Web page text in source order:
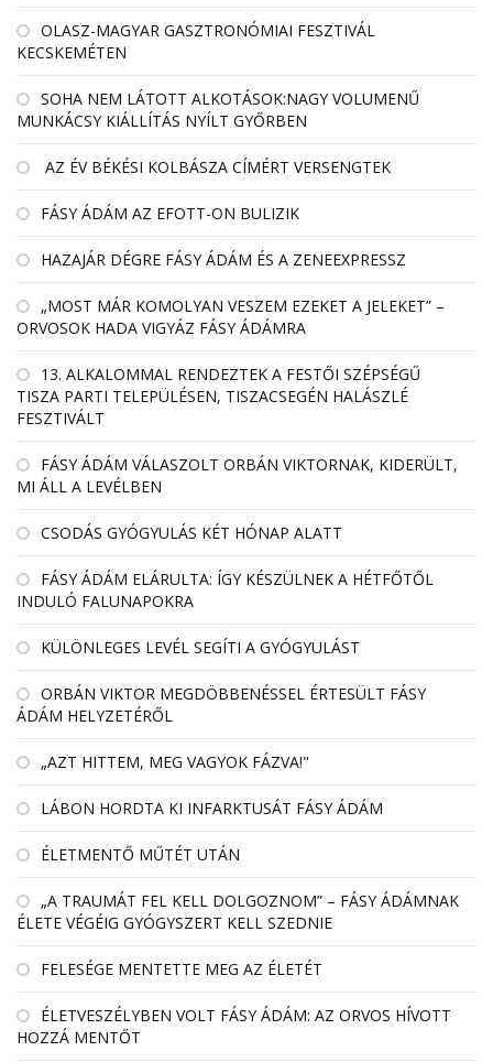
OLASZ-MAGYAR GASZTRONÓMIAI FESZTIVÁL
KECSKEMÉTEN
SOHA NEM LÁTOTT ALKOTÁSOK:NAGY VOLUMENŰ
MUNKÁCSY KIÁLLÍTÁS NYÍLT GYŐRBEN
AZ ÉV BÉKÉSI KOLBÁSZA CÍMÉRT VERSENGTEK
FÁSY ÁDÁM AZ EFOTT-ON BULIZIK
HAZAJÁR DÉGRE FÁSY ÁDÁM ÉS A ZENEEXPRESSZ
„MOST MÁR KOMOLYAN VESZEM EZEKET A JELEKET” –
ORVOSOK HADA VIGYÁZ FÁSY ÁDÁMRA
13. ALKALOMMAL RENDEZTEK A FESTŐI SZÉPSÉGŰ
TISZA PARTI TELEPÜLÉSEN, TISZACSEGÉN HALÁSZLÉ
FESZTIVÁLT
FÁSY ÁDÁM VÁLASZOLT ORBÁN VIKTORNAK, KIDERÜLT,
MI ÁLL A LEVÉLBEN
CSODÁS GYÓGYULÁS KÉT HÓNAP ALATT
FÁSY ÁDÁM ELÁRULTA: ÍGY KÉSZÜLNEK A HÉTFŐTŐL
INDULÓ FALUNAPOKRA
KÜLÖNLEGES LEVÉL SEGÍTI A GYÓGYULÁST
ORBÁN VIKTOR MEGDÖBBENÉSSEL ÉRTESÜLT FÁSY
ÁDÁM HELYZETÉRŐL
„AZT HITTEM, MEG VAGYOK FÁZVA!"
LÁBON HORDTA KI INFARKTUSÁT FÁSY ÁDÁM
ÉLETMENTŐ MŰTÉT UTÁN
„A TRAUMÁT FEL KELL DOLGOZNOM” – FÁSY ÁDÁMNAK
ÉLETE VÉGÉIG GYÓGYSZERT KELL SZEDNIE
FELESÉGE MENTETTE MEG AZ ÉLETÉT
ÉLETVESZÉLYBEN VOLT FÁSY ÁDÁM: AZ ORVOS HÍVOTT
HOZZÁ MENTŐT